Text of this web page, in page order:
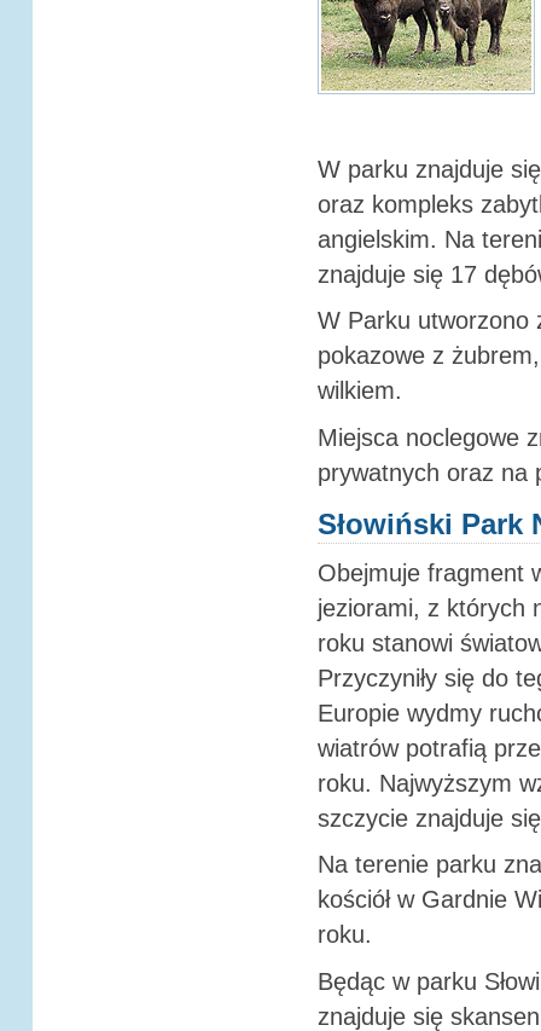
W parku znajduje
oraz kompleks
angielskim. Na
znajduje się 17
W Parku utworzono
pokazowe z
wilkiem.
Miejsca noclegowe
prywatnych oraz na
Słowiński Park
Obejmuje fragment
jeziorami, z których
roku stanowi
Przyczyniły się do
Europie wydmy
wiatrów potrafią
roku. Najwyższym
szczycie znajduje
Na terenie parku
kościół w Gardnie
roku.
Będąc w parku
znajduje się